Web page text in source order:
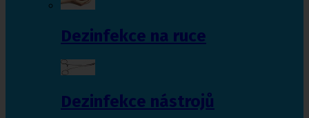
Dezinfekce na ruce
Dezinfekce nástrojů